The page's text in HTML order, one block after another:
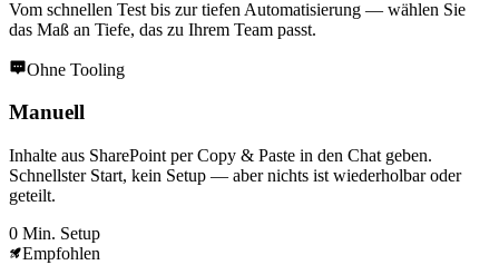
Vom schnellen Test bis zur tiefen Automatisierung — wählen Sie
das Maß an Tiefe, das zu Ihrem Team passt.
Ohne Tooling
Manuell
Inhalte aus SharePoint per Copy & Paste in den Chat geben.
Schnellster Start, kein Setup — aber nichts ist wiederholbar oder
geteilt.
0 Min. Setup
Empfohlen